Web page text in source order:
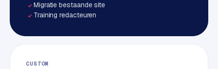
ONLINE
S
O
Migratie bestaande site
Training redacteuren
CUSTOM